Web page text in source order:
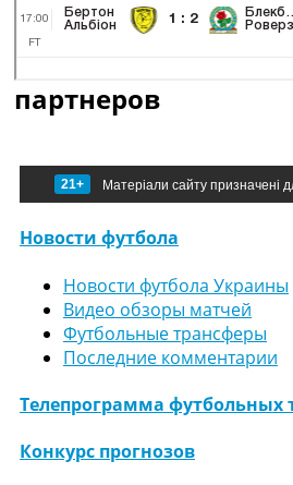
партнеров
21+ Матеріали сайту призначені
Новости футбола
Новости футбола Украины
Видео обзоры матчей
Футбольные трансферы
Последние комментарии
Телепрограмма футбольных
Конкурс прогнозов